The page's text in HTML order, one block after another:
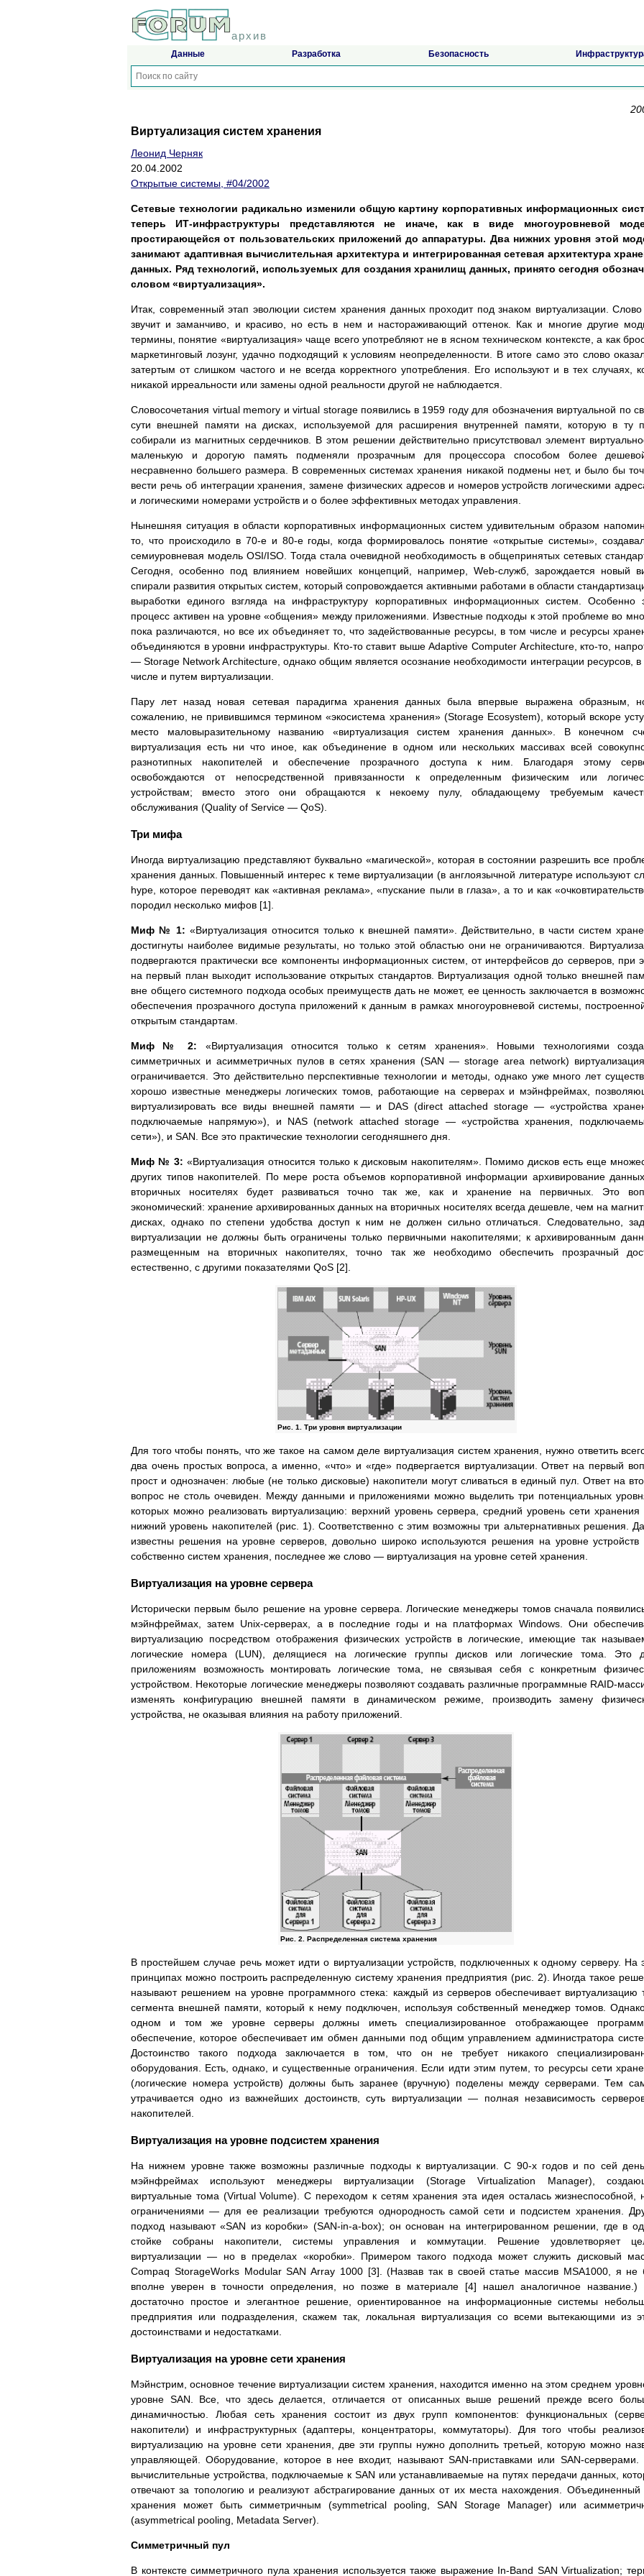
архив
Данные Разработка Безопасность
Виртуализация систем хранения
Леонид Черняк
20.04.2002
Открытые системы, #04/2002
Сетевые технологии радикально изменили общую картину корпоративных информационных
теперь ИТ-инфраструктуры представляются не иначе, как в виде многоуровневой
простирающейся от пользовательских приложений до аппаратуры. Два нижних уровня этой
занимают адаптивная вычислительная архитектура и интегрированная сетевая архитектура
данных. Ряд технологий, используемых для создания хранилищ данных, принято сегодня
словом «виртуализация».
Итак, современный этап эволюции систем хранения данных проходит под знаком виртуализации. Слово
звучит и заманчиво, и красиво, но есть в нем и настораживающий оттенок. Как и многие другие
термины, понятие «виртуализация» чаще всего употребляют не в ясном техническом контексте, а как
маркетинговый лозунг, удачно подходящий к условиям неопределенности. В итоге само это слово
затертым от слишком частого и не всегда корректного употребления. Его используют и в тех случаях,
никакой ирреальности или замены одной реальности другой не наблюдается.
Словосочетания virtual memory и virtual storage появились в 1959 году для обозначения виртуальной по
сути внешней памяти на дисках, используемой для расширения внутренней памяти, которую в ту
собирали из магнитных сердечников. В этом решении действительно присутствовал элемент
маленькую и дорогую память подменяли прозрачным для процессора способом более
несравненно большего размера. В современных системах хранения никакой подмены нет, и было бы
вести речь об интеграции хранения, замене физических адресов и номеров устройств логическими
и логическими номерами устройств и о более эффективных методах управления.
Нынешняя ситуация в области корпоративных информационных систем удивительным образом
то, что происходило в 70-е и 80-е годы, когда формировалось понятие «открытые системы»,
семиуровневая модель OSI/ISO. Тогда стала очевидной необходимость в общепринятых сетевых
Сегодня, особенно под влиянием новейших концепций, например, Web-служб, зарождается новый
спирали развития открытых систем, который сопровождается активными работами в области
выработки единого взгляда на инфраструктуру корпоративных информационных систем. Особенно
процесс активен на уровне «общения» между приложениями. Известные подходы к этой проблеме во
пока различаются, но все их объединяет то, что задействованные ресурсы, в том числе и ресурсы
объединяются в уровни инфраструктуры. Кто-то ставит выше Adaptive Computer Architecture, кто-то,
— Storage Network Architecture, однако общим является осознание необходимости интеграции ресурсов, в
числе и путем виртуализации.
Пару лет назад новая сетевая парадигма хранения данных была впервые выражена образным,
сожалению, не привившимся термином «экосистема хранения» (Storage Ecosystem), который вскоре
место маловыразительному названию «виртуализация систем хранения данных». В конечном
виртуализация есть ни что иное, как объединение в одном или нескольких массивах всей
разнотипных накопителей и обеспечение прозрачного доступа к ним. Благодаря этому
освобождаются от непосредственной привязанности к определенным физическим или
устройствам; вместо этого они обращаются к некоему пулу, обладающему требуемым
обслуживания (Quality of Service — QoS).
Три мифа
Иногда виртуализацию представляют буквально «магической», которая в состоянии разрешить все
хранения данных. Повышенный интерес к теме виртуализации (в англоязычной литературе используют
hype, которое переводят как «активная реклама», «пускание пыли в глаза», а то и как
породил несколько мифов [1].
Миф № 1: «Виртуализация относится только к внешней памяти». Действительно, в части систем
достигнуты наиболее видимые результаты, но только этой областью они не ограничиваются.
подвергаются практически все компоненты информационных систем, от интерфейсов до серверов, при
на первый план выходит использование открытых стандартов. Виртуализация одной только внешней
вне общего системного подхода особых преимуществ дать не может, ее ценность заключается в
обеспечения прозрачного доступа приложений к данным в рамках многоуровневой системы,
открытым стандартам.
Миф № 2: «Виртуализация относится только к сетям хранения». Новыми технологиями
симметричных и асимметричных пулов в сетях хранения (SAN — storage area network)
ограничивается. Это действительно перспективные технологии и методы, однако уже много лет
хорошо известные менеджеры логических томов, работающие на серверах и мэйнфреймах,
виртуализировать все виды внешней памяти — и DAS (direct attached storage — «устройства
подключаемые напрямую»), и NAS (network attached storage — «устройства хранения,
сети»), и SAN. Все это практические технологии сегодняшнего дня.
Миф № 3: «Виртуализация относится только к дисковым накопителям». Помимо дисков есть еще
других типов накопителей. По мере роста объемов корпоративной информации архивирование
вторичных носителях будет развиваться точно так же, как и хранение на первичных. Это
экономический: хранение архивированных данных на вторичных носителях всегда дешевле, чем на
дисках, однако по степени удобства доступ к ним не должен сильно отличаться. Следовательно,
виртуализации не должны быть ограничены только первичными накопителями; к архивированным
размещенным на вторичных накопителях, точно так же необходимо обеспечить прозрачный
естественно, с другими показателями QoS [2].
Рис. 1. Три уровня виртуализации
Для того чтобы понять, что же такое на самом деле виртуализация систем хранения, нужно ответить
два очень простых вопроса, а именно, «что» и «где» подвергается виртуализации. Ответ на первый
прост и однозначен: любые (не только дисковые) накопители могут сливаться в единый пул. Ответ на
вопрос не столь очевиден. Между данными и приложениями можно выделить три потенциальных
которых можно реализовать виртуализацию: верхний уровень сервера, средний уровень сети хранения
нижний уровень накопителей (рис. 1). Соответственно с этим возможны три альтернативных решения.
известны решения на уровне серверов, довольно широко используются решения на уровне устройств
собственно систем хранения, последнее же слово — виртуализация на уровне сетей хранения.
Виртуализация на уровне сервера
Исторически первым было решение на уровне сервера. Логические менеджеры томов сначала
мэйнфреймах, затем Unix-серверах, а в последние годы и на платформах Windows. Они
виртуализацию посредством отображения физических устройств в логические, имеющие так
логические номера (LUN), делящиеся на логические группы дисков или логические тома. Это
приложениям возможность монтировать логические тома, не связывая себя с конкретным
устройством. Некоторые логические менеджеры позволяют создавать различные программные RAID-
изменять конфигурацию внешней памяти в динамическом режиме, производить замену
устройства, не оказывая влияния на работу приложений.
Рис. 2. Распределенная система хранения
В простейшем случае речь может идти о виртуализации устройств, подключенных к одному серверу. На
принципах можно построить распределенную систему хранения предприятия (рис. 2). Иногда такое
называют решением на уровне программного стека: каждый из серверов обеспечивает виртуализацию
сегмента внешней памяти, который к нему подключен, используя собственный менеджер томов.
одном и том же уровне серверы должны иметь специализированное отображающее
обеспечение, которое обеспечивает им обмен данными под общим управлением администратора
Достоинство такого подхода заключается в том, что он не требует никакого
оборудования. Есть, однако, и существенные ограничения. Если идти этим путем, то ресурсы сети
(логические номера устройств) должны быть заранее (вручную) поделены между серверами. Тем
утрачивается одно из важнейших достоинств, суть виртуализации — полная независимость
накопителей.
Виртуализация на уровне подсистем хранения
На нижнем уровне также возможны различные подходы к виртуализации. С 90-х годов и по сей
мэйнфреймах используют менеджеры виртуализации (Storage Virtualization Manager),
виртуальные тома (Virtual Volume). С переходом к сетям хранения эта идея осталась жизнеспособной,
ограничениями — для ее реализации требуются однородность самой сети и подсистем хранения.
подход называют «SAN из коробки» (SAN-in-a-box); он основан на интегрированном решении, где в
стойке собраны накопители, системы управления и коммутации. Решение удовлетворяет
виртуализации — но в пределах «коробки». Примером такого подхода может служить дисковый
Compaq StorageWorks Modular SAN Array 1000 [3]. (Назвав так в своей статье массив MSA1000, я не
вполне уверен в точности определения, но позже в материале [4] нашел аналогичное название.)
достаточно простое и элегантное решение, ориентированное на информационные системы
предприятия или подразделения, скажем так, локальная виртуализация со всеми вытекающими из
достоинствами и недостатками.
Виртуализация на уровне сети хранения
Мэйнстрим, основное течение виртуализации систем хранения, находится именно на этом среднем
уровне SAN. Все, что здесь делается, отличается от описанных выше решений прежде всего
динамичностью. Любая сеть хранения состоит из двух групп компонентов: функциональных
накопители) и инфраструктурных (адаптеры, концентраторы, коммутаторы). Для того чтобы
виртуализацию на уровне сети хранения, две эти группы нужно дополнить третьей, которую можно
управляющей. Оборудование, которое в нее входит, называют SAN-приставками или SAN-серверами.
вычислительные устройства, подключаемые к SAN или устанавливаемые на путях передачи данных,
отвечают за топологию и реализуют абстрагирование данных от их места нахождения. Объединенный
хранения может быть симметричным (symmetrical pooling, SAN Storage Manager) или
(asymmetrical pooling, Metadata Server).
Симметричный пул
В контексте симметричного пула хранения используется также выражение In-Band SAN Virtualization;